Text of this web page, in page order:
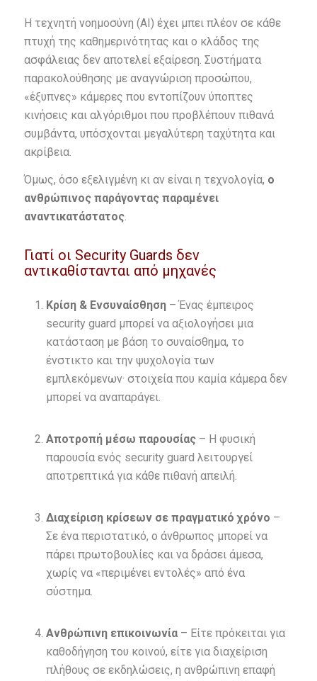
Η τεχνητή νοημοσύνη (AI) έχει μπει πλέον σε κάθε
πτυχή της καθημερινότητας και ο κλάδος της
ασφάλειας δεν αποτελεί εξαίρεση. Συστήματα
παρακολούθησης με αναγνώριση προσώπου,
«έξυπνες» κάμερες που εντοπίζουν ύποπτες
κινήσεις και αλγόριθμοι που προβλέπουν πιθανά
συμβάντα, υπόσχονται μεγαλύτερη ταχύτητα και
ακρίβεια.
Όμως, όσο εξελιγμένη κι αν είναι η τεχνολογία, ο
ανθρώπινος παράγοντας παραμένει
αναντικατάστατος.
Γιατί οι Security Guards δεν
αντικαθίστανται από μηχανές
Κρίση & Ενσυναίσθηση– Ένας έμπειρος
security guard μπορεί να αξιολογήσει μια
κατάσταση με βάση το συναίσθημα, το
ένστικτο και την ψυχολογία των
εμπλεκόμενων· στοιχεία που καμία κάμερα δεν
μπορεί να αναπαράγει.
Αποτροπή μέσω παρουσίας– Η φυσική
παρουσία ενός security guard λειτουργεί
αποτρεπτικά για κάθε πιθανή απειλή.
Διαχείριση κρίσεων σε πραγματικό χρόνο –
Σε ένα περιστατικό, ο άνθρωπος μπορεί να
πάρει πρωτοβουλίες και να δράσει άμεσα,
χωρίς να «περιμένει εντολές» από ένα
σύστημα.
Ανθρώπινη επικοινωνία– Είτε πρόκειται για
καθοδήγηση του κοινού, είτε για διαχείριση
πλήθους σε εκδηλώσεις, η ανθρώπινη επαφή